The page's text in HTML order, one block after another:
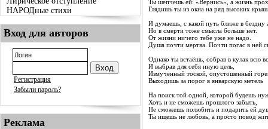
НАРОДные стихи
Вход для авторов
Регистрация
Забыли пароль?
Реклама
Ты шепчешь ей: «Вернись», а жизнь
Глядишь ты из окна на ряд высоких крыш
И думаешь, с какой путь ближе в бездну
Но в смерти тоже смысла больше нет.
От жизни ничего тебе уже не надо.
Душа почти мертва. Почти погас в ней
Однако ты встаёшь, собрав в кулак всю
И выбрав для себя иную цель,
Измученный тоской, опустошенный
Выходишь за порог в январскую метель
На поиск той одной, которой будешь
Хоть и не сможешь прошлого забыть,
Не сможешь полюбить и подарить ей
Ты ищешь не любовь, а просто повод